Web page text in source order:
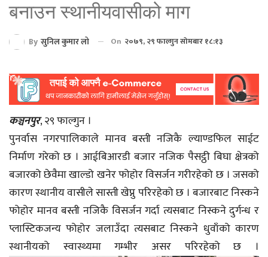
बनाउन स्थानीयवासीको माग
By सुनिल कुमार लो On २०७९, २९ फाल्गुन सोमबार १८:१३
कञ्चनपुर, २९ फाल्गुन ।
पुनर्वास नगरपालिकाले मानव बस्ती नजिकै ल्याण्डफिल साईट
निर्माण गरेको छ । आईबिआरडी बजार नजिक पैसट्ठी बिघा क्षेत्रको
बजारको छेवैमा खाल्डो खनेर फोहोर विसर्जन गरीरहेको छ । जसको
कारण स्थानीय वासीले सास्ती खेप्नु परिरहेको छ । बजारबाट निस्कने
फोहोर मानव बस्ती नजिकै विसर्जन गर्दा त्यसबाट निस्कने दुर्गन्ध र
प्लास्टिकजन्य फोहोर जलाउँदा त्यसबाट निस्कने धुवाँको कारण
स्थानीयको स्वास्थ्यमा गम्भीर असर परिरहेको छ ।